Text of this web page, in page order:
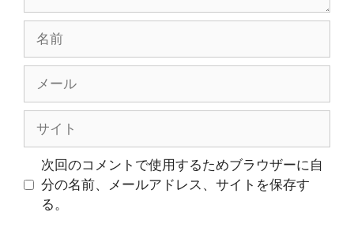
ル
次回のコメントで使用するためブラウザーに自
分の名前、メールアドレス、サイトを保存す
る。